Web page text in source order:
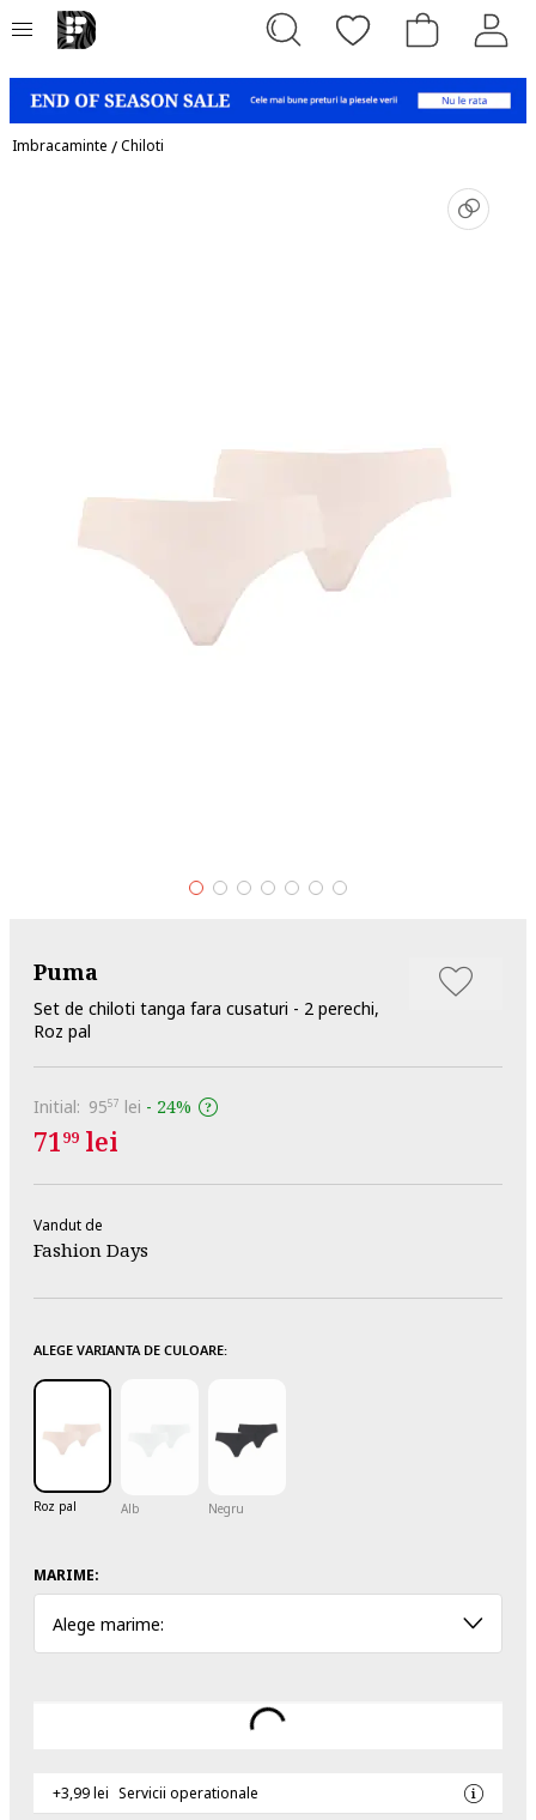
Imbracaminte /Chiloti
Puma
Set de chiloti tanga fara cusaturi - 2 perechi,
Roz pal
Initial: 9557 lei - 24%
7199 lei
Vandut de
Fashion Days
ALEGE VARIANTA DE CULOARE:
Roz pal Alb Negru
MARIME:
Alege marime:
+3,99 lei Servicii operationale